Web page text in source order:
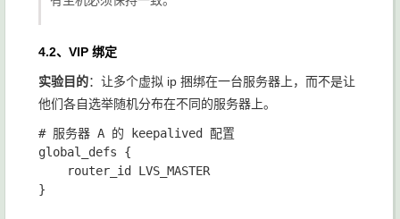
4.2、VIP 绑定
实验目的：让多个虚拟 ip 捆绑在一台服务器上，而不是让
他们各自选举随机分布在不同的服务器上。
# 服务器 A 的 keepalived 配置
global_defs {
    router_id LVS_MASTER
}